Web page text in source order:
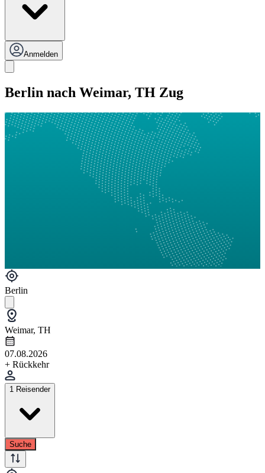
Anmelden
Berlin nach Weimar, TH Zug
Berlin
Weimar, TH
07.08.2026
+ Rückkehr
1 Reisender
Suche